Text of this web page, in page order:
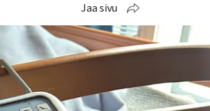
Jaa sivu